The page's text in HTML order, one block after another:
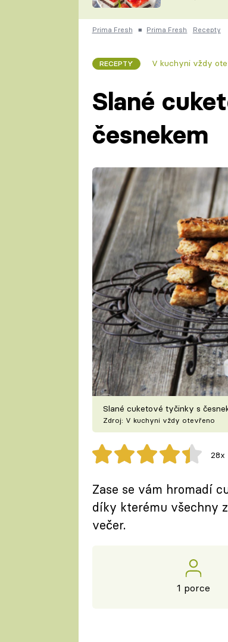
ČESKO
Prima Fresh ■ Prima Fresh Recepty
RECEPTY V kuchyni vždy
Slané
česnekem
Slané cuketové tyčinky s
Zdroj: V kuchyni vždy otevřeno
28x
Zase se vám hromadí
díky kterému všechny
večer.
1 porce